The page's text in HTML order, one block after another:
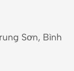
Sơn, Bình